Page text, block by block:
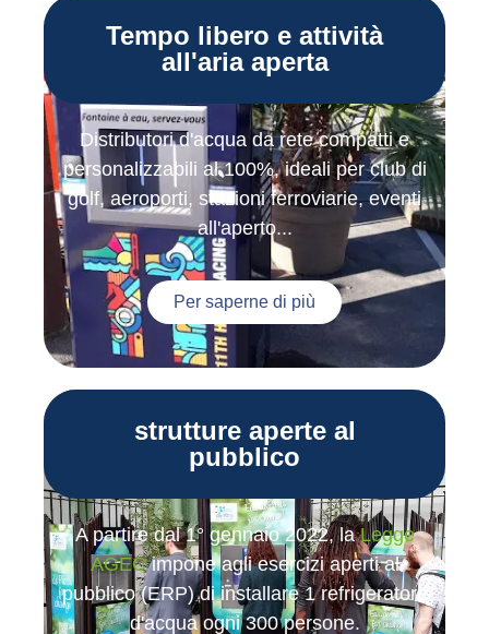
Tempo libero e attività
all'aria aperta
Distributori d'acqua da rete compatti e
personalizzabili al 100%, ideali per club di
golf, aeroporti, stazioni ferroviarie, eventi
all'aperto...
Per saperne di più
strutture aperte al
pubblico
A partire dal 1° gennaio 2022, laLegge
AGECimpone agli esercizi aperti al
pubblico (ERP) di installare 1 refrigeratore
d'acqua ogni 300 persone.